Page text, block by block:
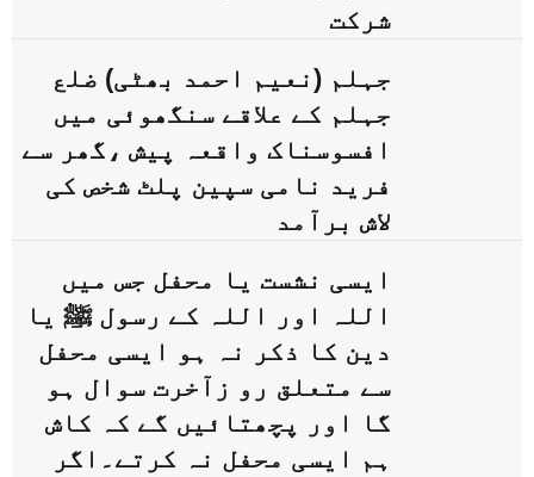
شرکت
جہلم (نعیم احمد بھٹی) ضلع
جہلم کے علاقے سنگھوئی میں
افسوسناک واقعہ پیش ،گھر سے
فرید نامی سپین پلٹ شخص کی
لاش برآمد
ایسی نشست یا محفل جس میں
اللہ اور اللہ کے رسول ﷺ یا
دین کا ذکر نہ ہو ایسی محفل
سے متعلق رو زآخرت سوال ہو
گا اور پچھتائیں گے کہ کاش
ہم ایسی محفل نہ کرتے۔اگر